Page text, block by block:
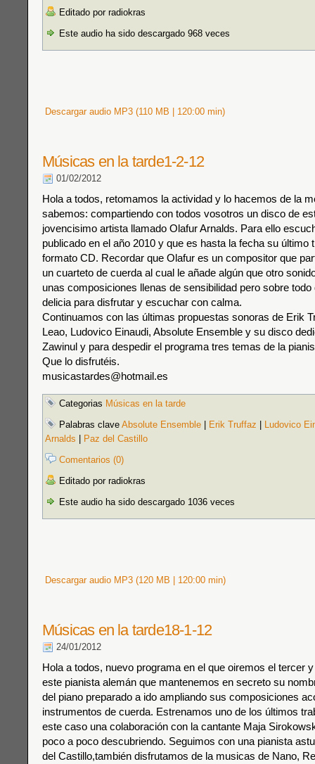
Editado por radiokras
Este audio ha sido descargado 968 veces
Descargar audio MP3 (110 MB | 120:00 min)
Músicas en la tarde1-2-12
01/02/2012
Hola a todos, retomamos la actividad y lo hacemos de la
sabemos: compartiendo con todos vosotros un disco de
jovencisimo artista llamado Olafur Arnalds. Para ello
publicado en el año 2010 y que es hasta la fecha su último
formato CD. Recordar que Olafur es un compositor que
un cuarteto de cuerda al cual le añade algún que otro
unas composiciones llenas de sensibilidad pero sobre todo
delicia para disfrutar y escuchar con calma.
Continuamos con las últimas propuestas sonoras de Erik
Leao, Ludovico Einaudi, Absolute Ensemble y su disco
Zawinul y para despedir el programa tres temas de la
Que lo disfrutéis.
musicastardes@hotmail.es
Categorias Músicas en la tarde
Palabras clave Absolute Ensemble Erik Truffaz
Ludovico
Arnalds
Paz del Castillo
Comentarios (0)
Editado por radiokras
Este audio ha sido descargado 1036 veces
Descargar audio MP3 (120 MB | 120:00 min)
Músicas en la tarde18-1-12
24/01/2012
Hola a todos, nuevo programa en el que oiremos el tercer
este pianista alemán que mantenemos en secreto su
del piano preparado a ido ampliando sus composiciones
instrumentos de cuerda. Estrenamos uno de los últimos
este caso una colaboración con la cantante Maja
poco a poco descubriendo. Seguimos con una pianista
del Castillo,también disfrutamos de la musicas de Nano,